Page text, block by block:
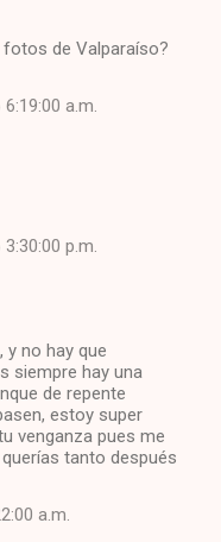
fotos de Valparaíso?
a.m.
p.m.
y no hay que
siempre hay una
de repente
estoy super
venganza pues me
tanto después
a.m.